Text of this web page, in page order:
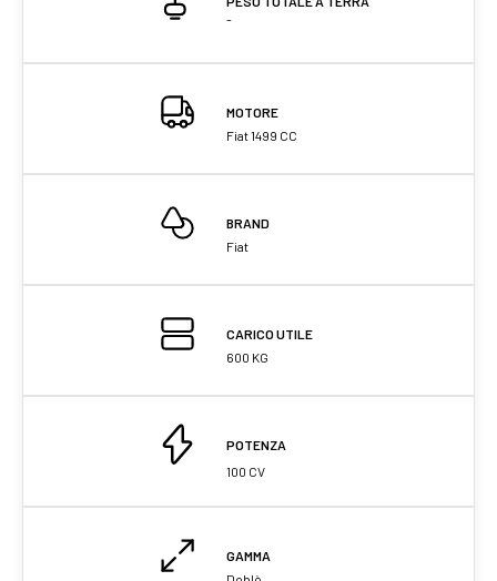
-
MOTORE
Fiat 1499 CC
BRAND
Fiat
CARICO UTILE
600 KG
POTENZA
100 CV
GAMMA